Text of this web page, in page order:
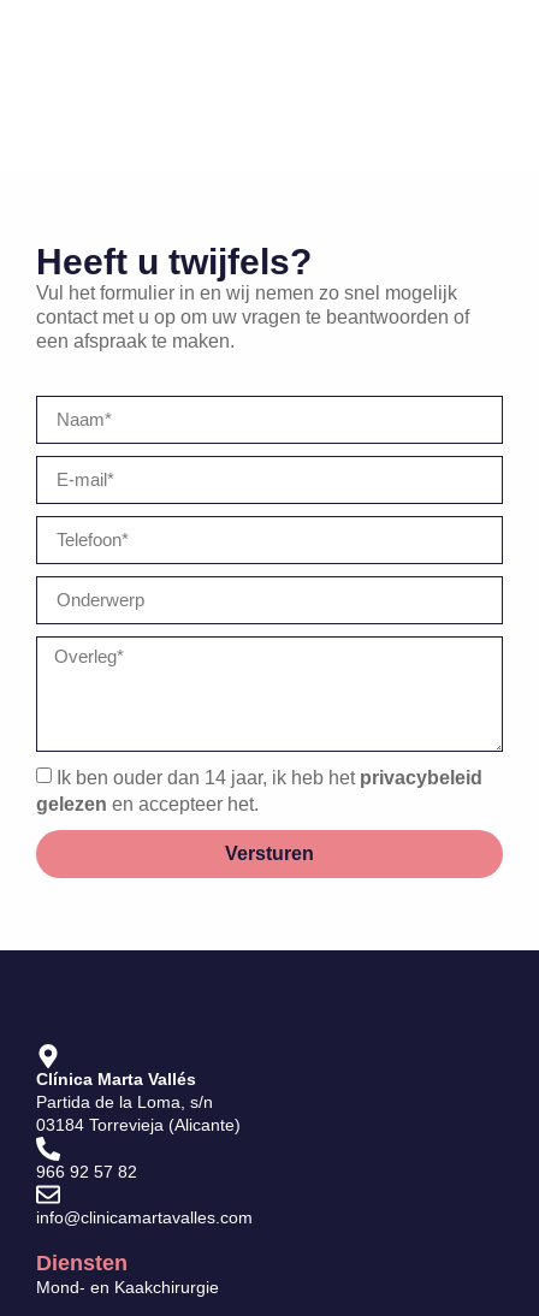
Heeft u twijfels?
Vul het formulier in en wij nemen zo snel mogelijk
contact met u op om uw vragen te beantwoorden of
een afspraak te maken.
Ik ben ouder dan 14 jaar, ik heb het privacybeleid
gelezen en accepteer het.
Versturen
Clínica Marta Vallés
Partida de la Loma, s/n
03184 Torrevieja (Alicante)
966 92 57 82
info@clinicamartavalles.com
Diensten
Mond- en Kaakchirurgie